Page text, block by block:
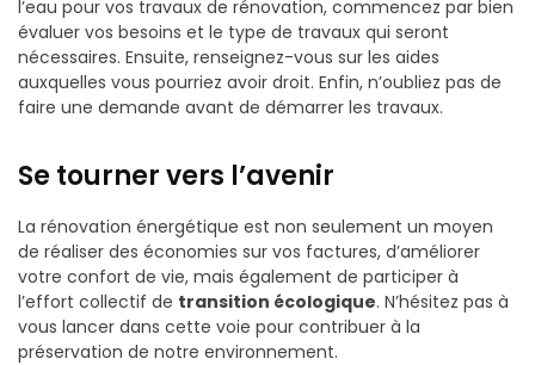
l’eau pour vos travaux de rénovation, commencez par bien
évaluer vos besoins et le type de travaux qui seront
nécessaires. Ensuite, renseignez-vous sur les aides
auxquelles vous pourriez avoir droit. Enfin, n’oubliez pas de
faire une demande avant de démarrer les travaux.
Se tourner vers l’avenir
La rénovation énergétique est non seulement un moyen
de réaliser des économies sur vos factures, d’améliorer
votre confort de vie, mais également de participer à
l’effort collectif de transition écologique. N’hésitez pas à
vous lancer dans cette voie pour contribuer à la
préservation de notre environnement.